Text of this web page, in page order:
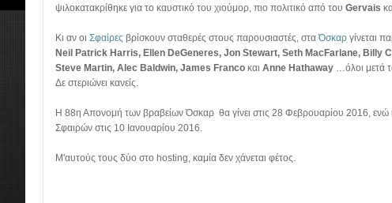
ψιλοκατακρίθηκε για το καυστικό του χιούμορ, πιο πολιτικό από του Gervais
Κι αν οι Σφαίρες βρίσκουν σταθερές στους παρουσιαστές, σταΌσκαρ γίνεται
Neil Patrick Harris, Ellen DeGeneres, Jon Stewart, Seth MacFarlane, Billy
Steve Martin, Alec Baldwin, James Franco και Anne Hathaway …όλοι μετά
Δε στεριώνει κανείς.
Η 88η Απονομή των βραβείων Όσκαρ θα γίνει στις 28 Φεβρουαρίου 2016,
Σφαιρών στις 10 Ιανουαρίου 2016.
Μ'αυτούς τους δύο στο hosting, καμία δεν χάνεται φέτος.